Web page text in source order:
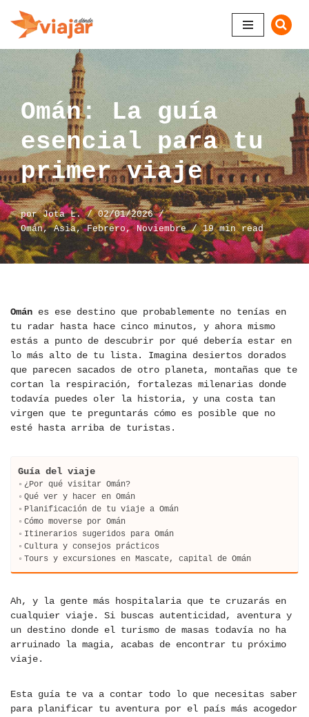
Saltar
al
contenido
Omán: La guía
esencial para tu
primer viaje
porJota L.
02/01/2026
Omán,Asia,Febrero,Noviembre 19 min read
Omán es ese destino que probablemente no tenías en
tu radar hasta hace cinco minutos, y ahora mismo
estás a punto de descubrir por qué debería estar en
lo más alto de tu lista. Imagina desiertos dorados
que parecen sacados de otro planeta, montañas que te
cortan la respiración, fortalezas milenarias donde
todavía puedes oler la historia, y una costa tan
virgen que te preguntarás cómo es posible que no
esté hasta arriba de turistas.
Guía del viaje
¿Por qué visitar Omán?
Qué ver y hacer en Omán
Planificación de tu viaje a Omán
Cómo moverse por Omán
Itinerarios sugeridos para Omán
Cultura y consejos prácticos
Tours y excursiones en Mascate, capital de Omán
Ah, y la gente más hospitalaria que te cruzarás en
cualquier viaje. Si buscas autenticidad, aventura y
un destino donde el turismo de masas todavía no ha
arruinado la magia, acabas de encontrar tu próximo
viaje.
Esta guía te va a contar todo lo que necesitas saber
para planificar tu aventura por el país más acogedor